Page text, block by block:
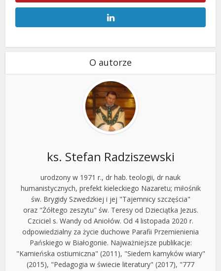
O autorze
ks. Stefan Radziszewski
urodzony w 1971 r., dr hab. teologii, dr nauk
humanistycznych, prefekt kieleckiego Nazaretu; miłośnik
św. Brygidy Szwedzkiej i jej "Tajemnicy szczęścia"
oraz "Żółtego zeszytu" św. Teresy od Dzieciątka Jezus.
Czciciel s. Wandy od Aniołów. Od 4 listopada 2020 r.
odpowiedzialny za życie duchowe Parafii Przemienienia
Pańskiego w Białogonie. Najważniejsze publikacje:
"Kamieńska ostiumiczna" (2011), "Siedem kamyków wiary"
(2015), "Pedagogia w świecie literatury" (2017), "777